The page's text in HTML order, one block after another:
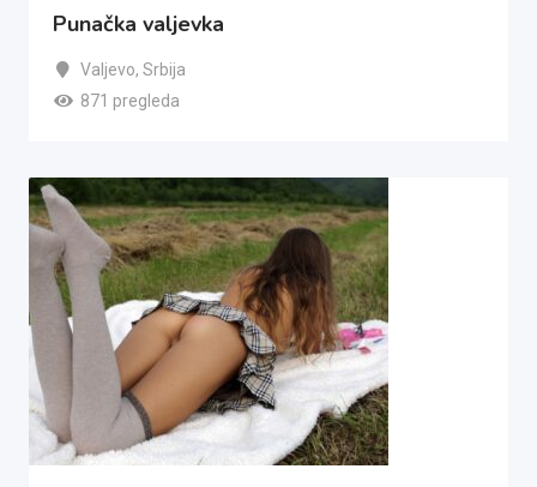
Punačka valjevka
Valjevo, Srbija
871 pregleda